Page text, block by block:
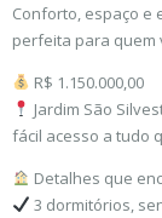
Conforto, espaço e
perfeita para quem
R$ 1.150.000,00
Jardim São
fácil acesso a tudo
Detalhes que
3 dormitórios,